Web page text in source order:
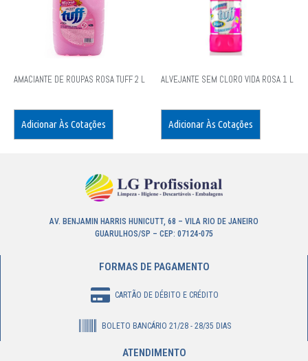
AMACIANTE DE ROUPAS ROSA TUFF 2 L
Adicionar Às Cotações
ALVEJANTE SEM CLORO VIDA ROSA 1 L
Adicionar Às Cotações
AV. BENJAMIN HARRIS HUNICUTT, 68 – VILA RIO DE JANEIRO
GUARULHOS/SP – CEP: 07124-075
FORMAS DE PAGAMENTO
CARTÃO DE DÉBITO E CRÉDITO
BOLETO BANCÁRIO 21/28 - 28/35 DIAS
ATENDIMENTO